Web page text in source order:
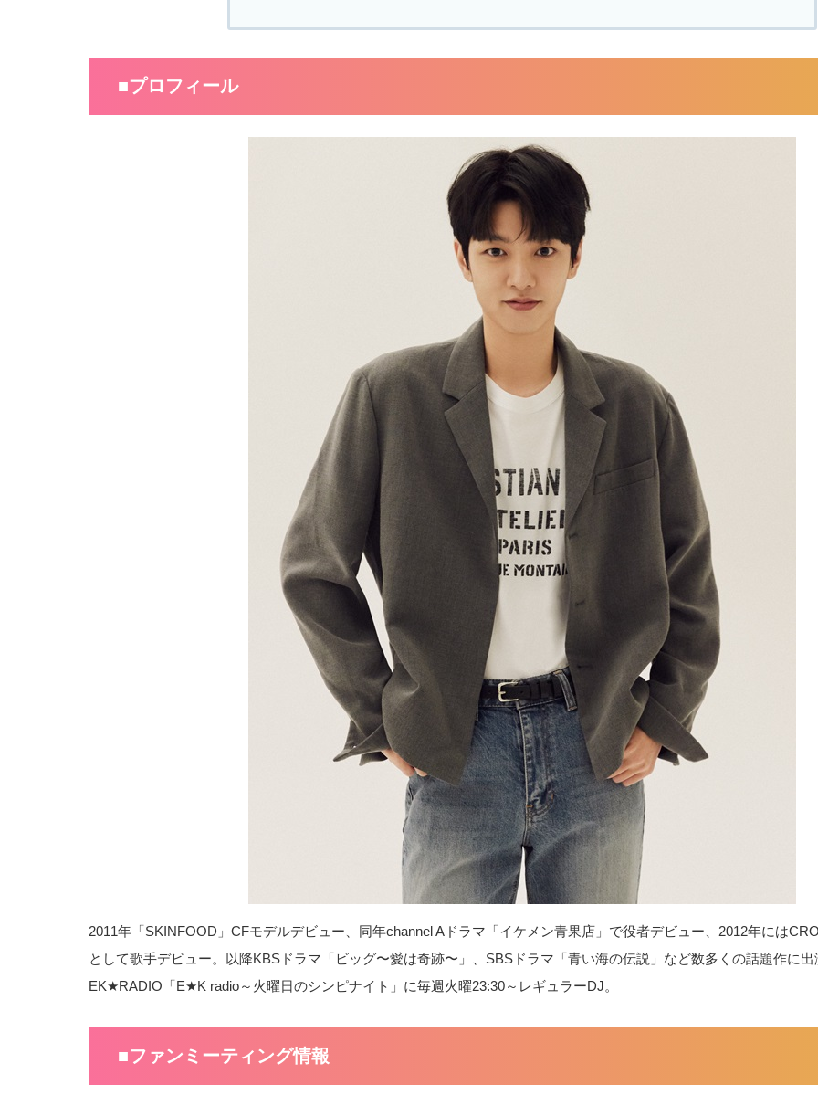
■プロフィール
2011年「SKINFOOD」CFモデルデビュー、同年channel Aドラマ「イケメン青果店」で役者デビュー、2012年には
として歌手デビュー。以降KBSドラマ「ビッグ〜愛は奇跡〜」、SBSドラマ「青い海の伝説」など数多くの話題作に
EK★RADIO「E★K radio～火曜日のシンピナイト」に毎週火曜23:30～レギュラーDJ。
■ファンミーティング情報